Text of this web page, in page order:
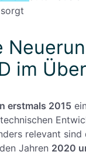
im
erstmals 2015
relevant sind
Jahren 2020